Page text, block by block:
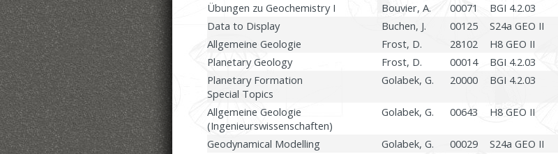
Übungen zu Geochemistry I
Bouvier, A. 00071 BGI 4.2.03
Data to Display
Buchen, J. 00125 S24a GEO II
Allgemeine Geologie
Frost, D. 28102 H8 GEO II
Planetary Geology
Frost, D. 00014 BGI 4.2.03
Planetary Formation
Special Topics
Golabek, G. 20000 BGI 4.2.03
Allgemeine Geologie
(Ingenieurswissenschaften)
Golabek, G. 00643 H8 GEO II
Geodynamical Modelling Golabek, G. 00029 S24a GEO II